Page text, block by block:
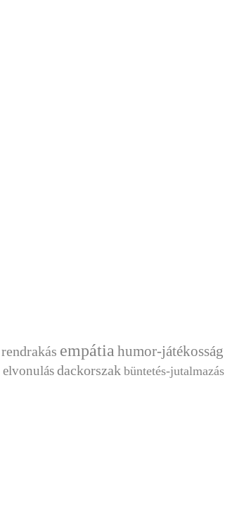
rendrakás empátia humor-játékosság
elvonulásdackorszak büntetés-jutalmazás